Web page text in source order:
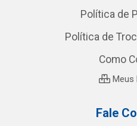
Política de
Política de
Como
Meus
Fale